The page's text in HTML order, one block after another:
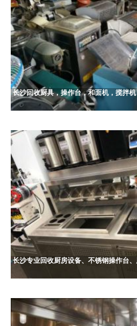
长沙回收厨具，操作台，和面机，搅拌
长沙专业回收厨房设备、不锈钢操作台